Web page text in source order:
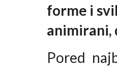
forme i
animirani,
Pored